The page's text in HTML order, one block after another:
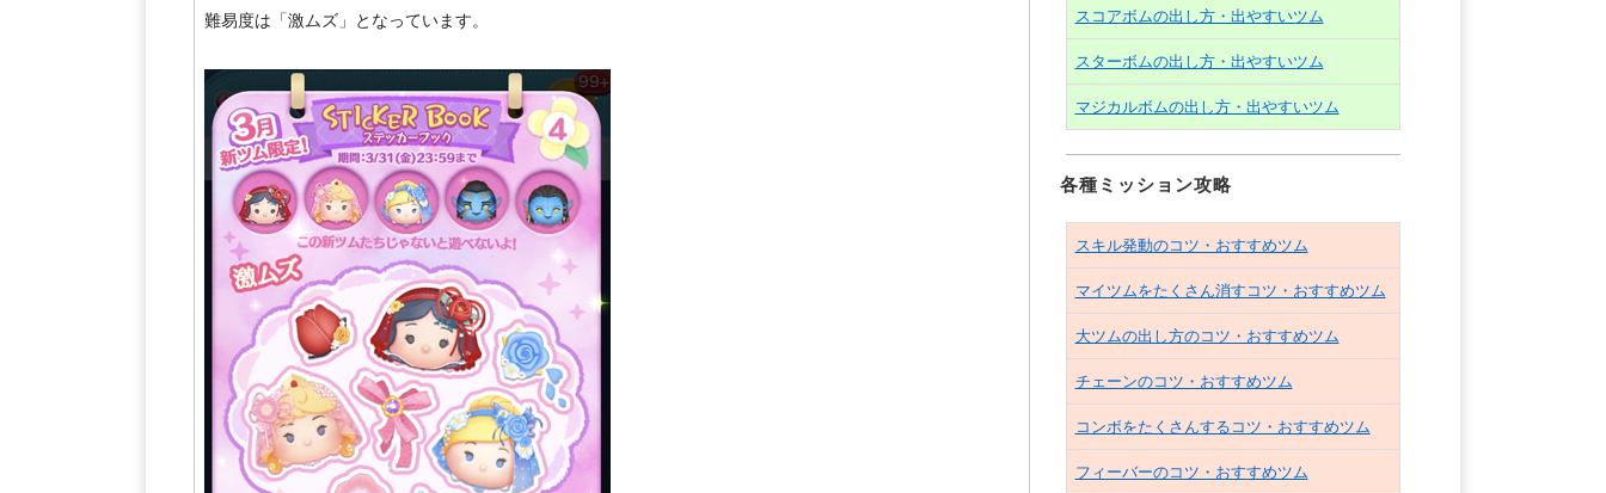
難易度は「激ムズ」となっています。
スコアボムの出し方・出やすいツム
スターボムの出し方・出やすいツム
マジカルボムの出し方・出やすいツム
各種ミッション攻略
スキル発動のコツ・おすすめツム
マイツムをたくさん消すコツ・おすすめツム
大ツムの出し方のコツ・おすすめツム
チェーンのコツ・おすすめツム
コンボをたくさんするコツ・おすすめツム
フィーバーのコツ・おすすめツム